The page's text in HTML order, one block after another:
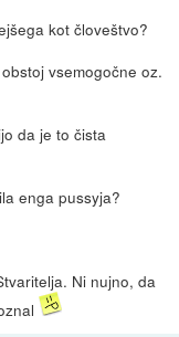
kot človeštvo?
vsemogočne oz.
da je to čista
enga pussyja?
Ni nujno, da